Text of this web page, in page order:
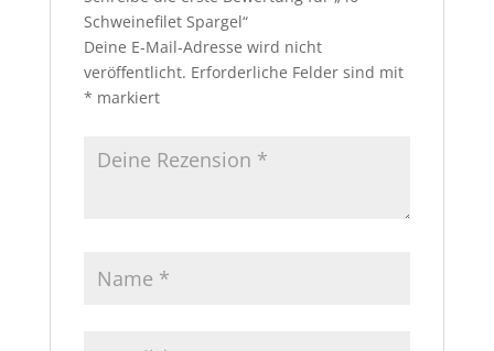
Schweinefilet Spargel“
Deine E-Mail-Adresse wird nicht
veröffentlicht. Erforderliche Felder sind mit
* markiert